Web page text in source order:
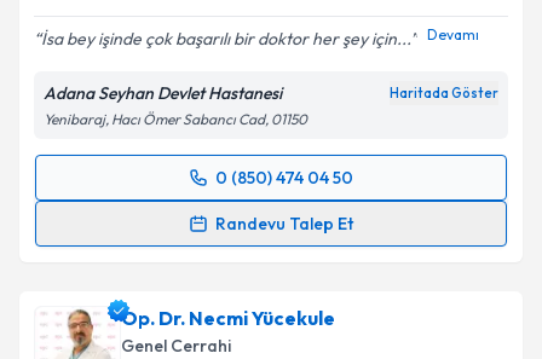
İsa bey işinde çok başarılı bir doktor her şey için... Devamı
Adana Seyhan Devlet Hastanesi Haritada Göster
Yenibaraj, Hacı Ömer Sabancı Cad, 01150
0 (850) 474 04 50
Randevu Talep Et
Randevu Takvimi Talebi
için bir takvim hazırlandığında e-posta ile
bilgilendireceğiz.
Op. Dr. Necmi Yücekule
Genel Cerrahi